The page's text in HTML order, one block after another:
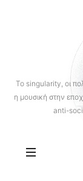
To singularity, οι
η μουσική στην
anti-